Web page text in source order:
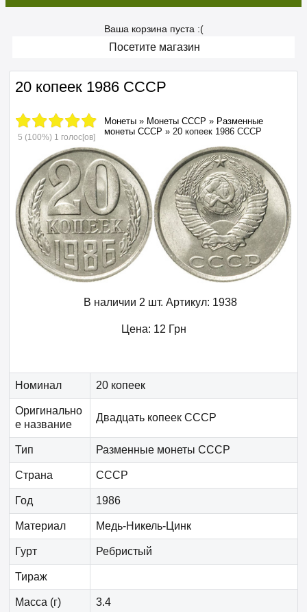
Ваша корзина пуста :(
Посетите магазин
20 копеек 1986 СССР
5 (100%) 1 голос[ов]
Монеты » Монеты СССР » Разменные
монеты СССР » 20 копеек 1986 СССР
В наличии 2 шт. Артикул: 1938
Цена: 12 Грн
Номинал 20 копеек
Оригинально
е название
Двадцать копеек СССР
Тип Разменные монеты СССР
Страна СССР
Год 1986
Материал Медь-Никель-Цинк
Гурт Ребристый
Тираж
Масса (г) 3.4